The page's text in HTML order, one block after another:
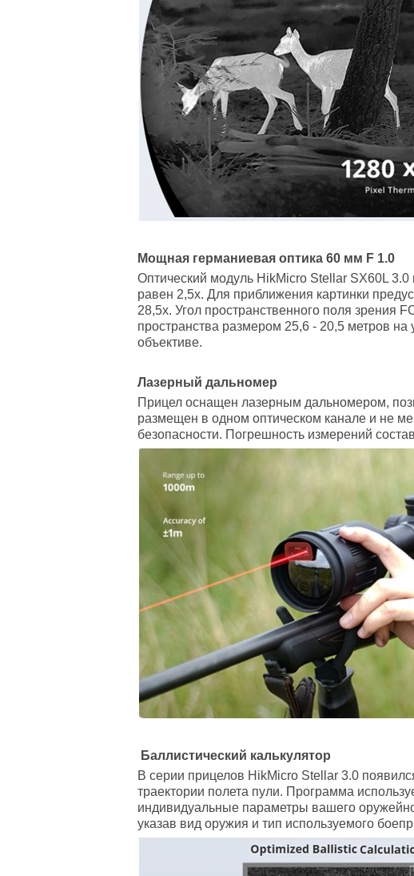
Мощная германиевая оптика 60 мм F 1.0
Оптический модуль HikMicro Stellar SX60L
равен 2,5х. Для приближения картинки
28,5х. Угол пространственного поля зрения
пространства размером 25,6 - 20,5 метров
объективе.
Лазерный дальномер
Прицел оснащен лазерным дальномером,
размещен в одном оптическом канале и не
безопасности. Погрешность измерений
Баллистический калькулятор
В серии прицелов HikMicro Stellar 3.0
траектории полета пули. Программа
индивидуальные параметры вашего
указав вид оружия и тип используемого